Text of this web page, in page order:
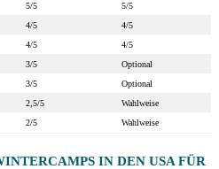
5/5
5/5
4/5
4/5
4/5
4/5
3/5
Optional
3/5
Optional
2,5/5
Wahlweise
2/5 Wahlweise
IN DEN USA FÜR